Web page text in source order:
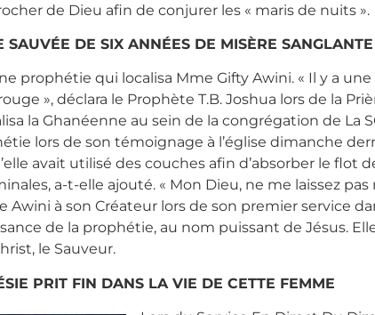
de Dieu afin de conjurer les « maris de nuits ».
SAUVÉE DE SIX ANNÉES DE MISÈRE SANGLANTE
prophétie qui localisa Mme Gifty Awini. « Il y a
», déclara le Prophète T.B. Joshua lors de la
la Ghanéenne au sein de la congrégation de La
lors de son témoignage à l’église dimanche
avait utilisé des couches afin d’absorber le flot
a-t-elle ajouté. « Mon Dieu, ne me laissez
Awini à son Créateur lors de son premier service
de la prophétie, au nom puissant de Jésus.
le Sauveur.
PRIT FIN DANS LA VIE DE CETTE FEMME